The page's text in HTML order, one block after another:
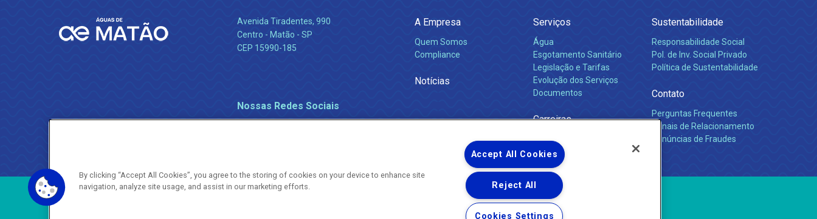
Avenida Tiradentes, 990
Centro - Matão - SP
CEP 15990-185
Nossas Redes Sociais
A Empresa
Quem Somos
Compliance
Notícias
Serviços
Água
Esgotamento Sanitário
Legislação e Tarifas
Evolução dos Serviços
Documentos
Carreiras
Sustentabilidade
Responsabilidade Social
Pol. de Inv. Social Privado
Política de Sustentabilidade
Contato
Perguntas Frequentes
Canais de Relacionamento
Denúncias de Fraudes
Copyright ® 2026 - Todos os Direitos Reservados.
By clicking “Accept All Cookies”, you agree to the storing of cookies on your device to enhance site
navigation, analyze site usage, and assist in our marketing efforts.
Accept All Cookies
Reject All
Cookies Settings